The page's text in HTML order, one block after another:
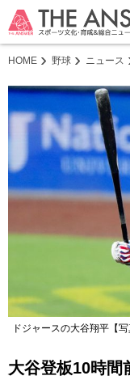
HOME 野球 ニュース
ドジャースの大谷翔平【写
大谷登板10時